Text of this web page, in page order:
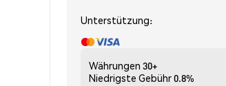
Unterstützung:
Währungen 30+
Niedrigste Gebühr0.8%